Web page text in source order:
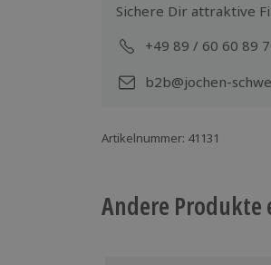
Sichere Dir attraktive
+49 89 / 60 60 89
b2b@jochen-
Artikelnummer: 41131
Andere Produkte